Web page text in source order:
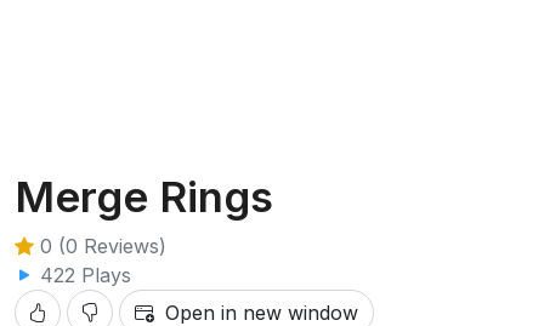
Merge Rings
0 (0 Reviews)
422 Plays
Open in new window